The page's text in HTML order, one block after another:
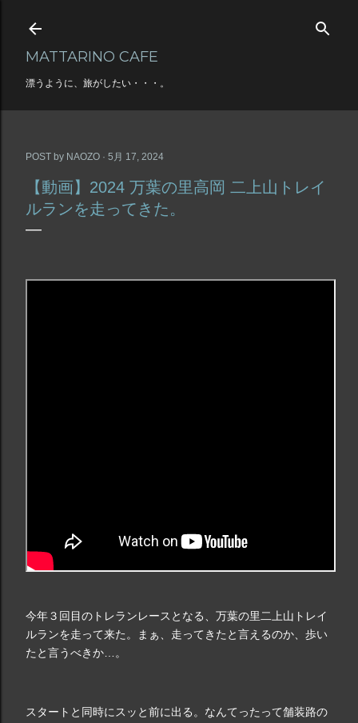
スキップしてメイン コンテンツに移動
MATTARINO CAFE
漂うように、旅がしたい・・・。
POST by NAOZO 5月 17, 2024
【動画】2024 万葉の里高岡 二上山トレイ
ルランを走ってきた。
今年３回目のトレランレースとなる、万葉の里二上山トレイ
ルランを走って来た。まぁ、走ってきたと言えるのか、歩い
たと言うべきか…。
スタートと同時にスッと前に出る。なんてったって舗装路の